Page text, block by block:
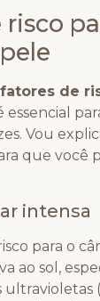
risco
fatores de
essencial
Vou
que você
intensa
para o
ao sol,
ultravioletas